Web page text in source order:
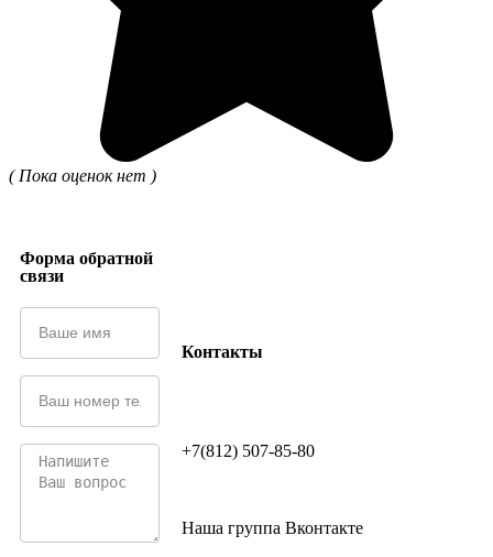
( Пока оценок нет )
Форма обратной
связи
Контакты
+7(812) 507-85-80
Наша группа Вконтакте